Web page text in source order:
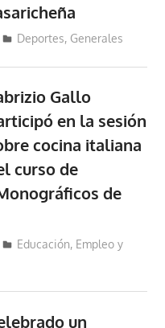
Deportes, Generales
Gallo
en la sesión
cocina italiana
curso de
de
Educación, Empleo y
un